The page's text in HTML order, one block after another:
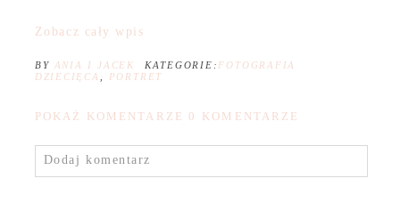
Zobacz cały wpis
BY ANIA I JACEK KATEGORIE: FOTOGRAFIA
DZIECIĘCA , PORTRET
POKAŻ KOMENTARZE 0 KOMENTARZE
Dodaj komentarz